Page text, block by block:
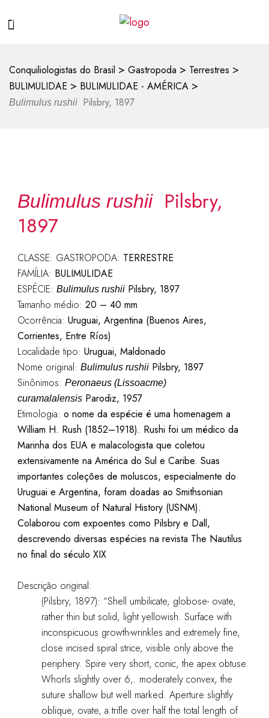
Conquiliologistas do Brasil > Gastropoda > Terrestres >
BULIMULIDAE > BULIMULIDAE - AMÉRICA >
Bulimulus rushii Pilsbry, 1897
Bulimulus rushii Pilsbry,
1897
CLASSE: GASTROPODA: TERRESTRE
FAMÍLIA: BULIMULIDAE
ESPÉCIE: Bulimulus rushiiPilsbry, 1897
Tamanho médio: 20 – 40 mm
Ocorrência: Uruguai, Argentina (Buenos Aires,
Corrientes, Entre Ríos)
Localidade tipo: Uruguai, Maldonado
Nome original: Bulimulus rushiiPilsbry, 1897
Sinônimos: Peronaeus (Lissoacme)
curamalalensisParodiz, 1957
Etimologia: o nome da espécie é uma homenagem a
William H. Rush (1852–1918). Rushi foi um médico da
Marinha dos EUA e malacologista que coletou
extensivamente na América do Sul e Caribe. Suas
importantes coleções de moluscos, especialmente do
Uruguai e Argentina, foram doadas ao Smithsonian
National Museum of Natural History (USNM).
Colaborou com expoentes como Pilsbry e Dall,
descrevendo diversas espécies na revista The Nautilus
no final do século XIX
Descrição original:
(Pilsbry, 1897): “Shell umbilicate, globose- ovate,
rather thin but solid, light yellowish. Surface with
inconspicuous growth-wrinkles and extremely fine,
close incised spiral strice, visible only above the
periphery. Spire very short, conic, the apex obtuse.
Whorls slightly over 6,. moderately convex, the
suture shallow but well marked. Aperture slightly
oblique, ovate, a trifle over half the total length of